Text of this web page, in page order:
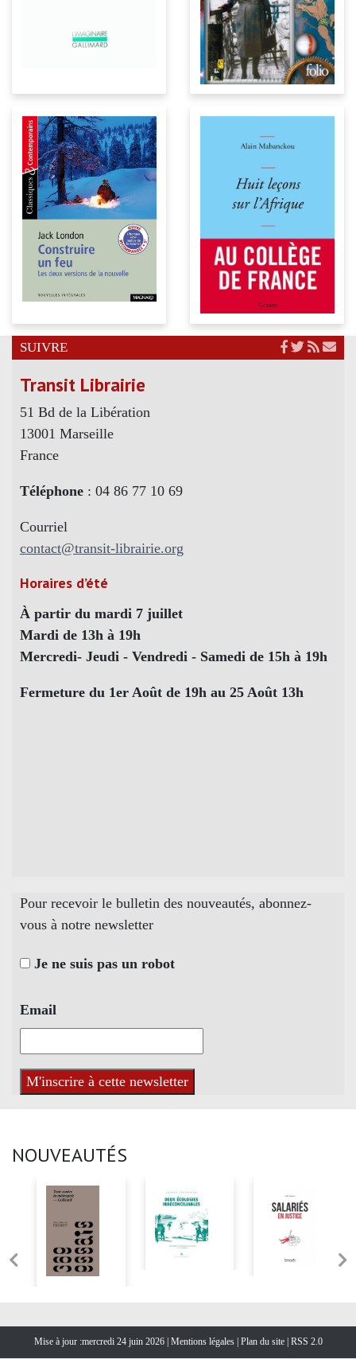
SUIVRE
Transit Librairie
51 Bd de la Libération
13001 Marseille
France
Téléphone : 04 86 77 10 69
Courriel
contact@transit-librairie.org
Horaires d’été
À partir du mardi 7 juillet
Mardi de 13h à 19h
Mercredi- Jeudi - Vendredi - Samedi de 15h à 19h
Fermeture du 1er Août de 19h au 25 Août 13h
Pour recevoir le bulletin des nouveautés, abonnez-
vous à notre newsletter
Je ne suis pas un robot
Email
NOUVEAUTÉS
Mise à jour :mercredi 24 juin 2026 | Mentions légales Plan du site RSS 2.0